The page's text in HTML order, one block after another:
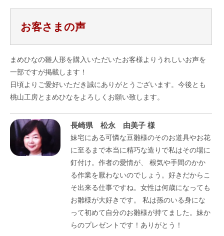
お客さまの声
まめひなの雛人形を購入いただいたお客様よりうれしいお声を
一部ですが掲載します！
日頃よりご愛好いただき誠にありがとうございます。今後とも
桃山工房とまめひなをよろしくお願い致します。
長崎県 松永 由美子 様
妹宅にある可憐な豆雛様のそのお道具やお花
に至るまで本当に精巧な造りで私はその場に
釘付け。作者の愛情が、 根気や手間のかか
る作業を厭わないのでしょう。好きだからこ
そ出来る仕事ですね。女性は何歳になっても
お雛様が大好きです。 私は孫のいる身にな
って初めて自分のお雛様が持てました。妹か
らのプレゼントです！ありがとう！